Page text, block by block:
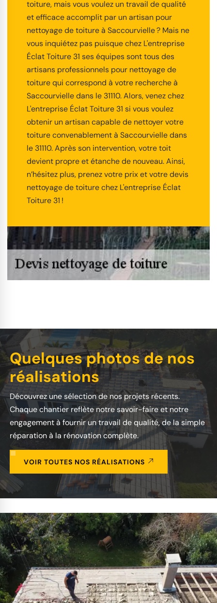
toiture, mais vous voulez un travail de qualité
et efficace accomplit par un artisan pour
nettoyage de toiture à Saccourvielle ? Mais ne
vous inquiétez pas puisque chez L'entreprise
Éclat Toiture 31 ses équipes sont tous des
artisans professionnels pour nettoyage de
toiture qui correspond à votre recherche à
Saccourvielle dans le 31110. Alors, venez chez
L'entreprise Éclat Toiture 31 si vous voulez
obtenir un artisan capable de nettoyer votre
toiture convenablement à Saccourvielle dans
le 31110. Après son intervention, votre toit
devient propre et étanche de nouveau. Ainsi,
n’hésitez plus, prenez votre prix et votre devis
nettoyage de toiture chez L'entreprise Éclat
Toiture 31 !
Quelques photos de nos
réalisations
Découvrez une sélection de nos projets récents.
Chaque chantier reflète notre savoir-faire et notre
engagement à fournir un travail de qualité, de la simple
réparation à la rénovation complète.
VOIR TOUTES NOS RÉALISATIONS